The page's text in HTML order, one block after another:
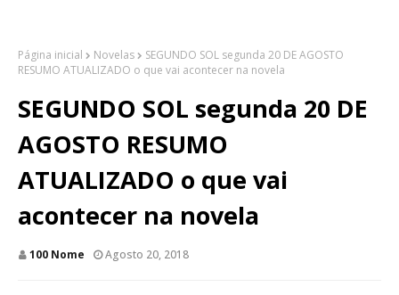
Página inicial Novelas
SEGUNDO SOL segunda 20 DE AGOSTO
RESUMO ATUALIZADO o que vai acontecer na novela
SEGUNDO SOL segunda 20 DE
AGOSTO RESUMO
ATUALIZADO o que vai
acontecer na novela
100 Nome Agosto 20, 2018